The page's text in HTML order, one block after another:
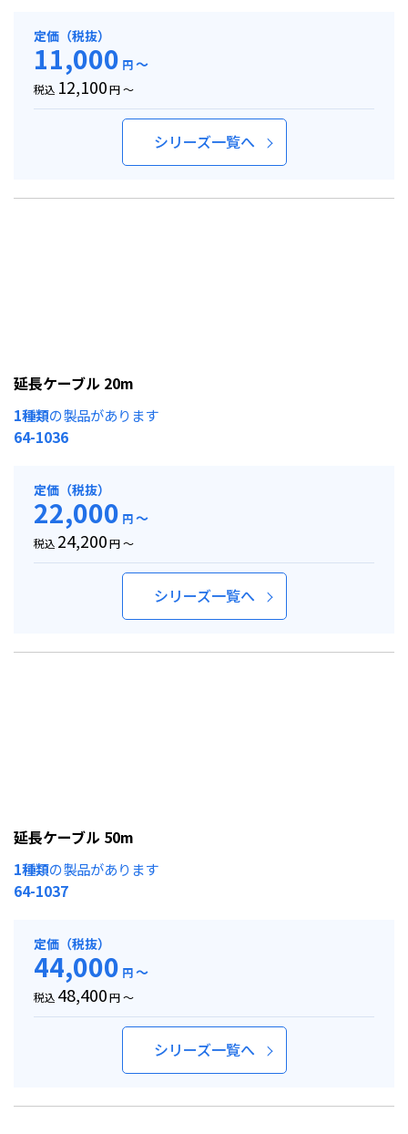
定価（税抜）
11,000 円～
税込 12,100円 ～
シリーズ一覧へ
延長ケーブル 20m
1種類の製品があります
64-1036
定価（税抜）
22,000 円～
税込 24,200円 ～
シリーズ一覧へ
延長ケーブル 50m
1種類の製品があります
64-1037
定価（税抜）
44,000 円～
税込 48,400円 ～
シリーズ一覧へ